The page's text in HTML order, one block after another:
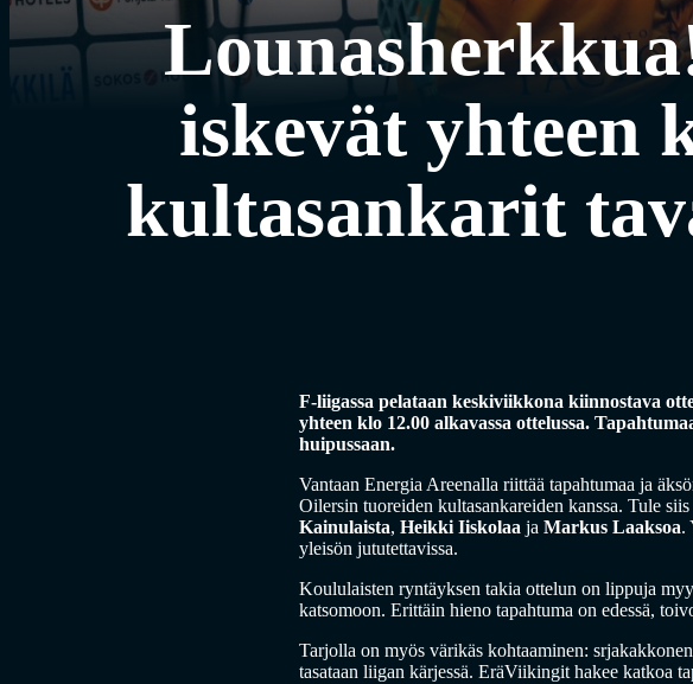
iskevät yhteen
kultasankarit
F-liigassa pelataan keskiviikkona kiinnostava
yhteen klo 12.00 alkavassa ottelussa.
huipussaan.
Vantaan Energia Areenalla riittää tapahtumaa ja
Oilersin tuoreiden kultasankareiden kanssa. Tule
Kainulaista, Heikki Iiskolaa ja Markus Laaksoa.
yleisön jututettavissa.
Koululaisten ryntäyksen takia ottelun on lippuja
katsomoon. Erittäin hieno tapahtuma on edessä,
Tarjolla on myös värikäs kohtaaminen:
tasataan liigan kärjessä. EräViikingit hakee katkoa